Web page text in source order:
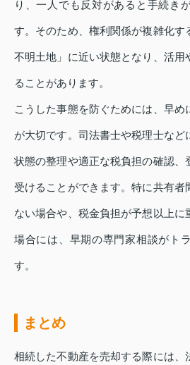
り、一人でも反対があると手続き
す。そのため、権利関係が複雑化す
不明土地」に近い状態となり、活用
ることがあります。
こうした事態を防ぐためには、早め
が大切です。司法書士や税理士など
状態の整理や適正な税負担の確認、
受けることができます。特に共有者
ない場合や、税金負担が予想以上に
場合には、早期の専門家相談がト
す。
まとめ
相続した不動産を売却する際には、